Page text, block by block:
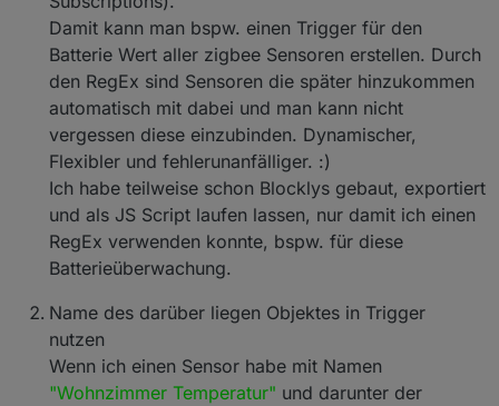
Damit kann man bspw. einen Trigger für den
Batterie Wert aller zigbee Sensoren erstellen. Durch
den RegEx sind Sensoren die später hinzukommen
automatisch mit dabei und man kann nicht
vergessen diese einzubinden. Dynamischer,
Flexibler und fehlerunanfälliger. :)
Ich habe teilweise schon Blocklys gebaut, exportiert
und als JS Script laufen lassen, nur damit ich einen
RegEx verwenden konnte, bspw. für diese
Batterieüberwachung.
Name des darüber liegen Objektes in Trigger
nutzen
Wenn ich einen Sensor habe mit Namen
"Wohnzimmer Temperatur" und darunter der